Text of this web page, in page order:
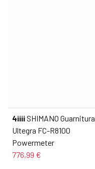
4iiiiSHIMANO Guarnitura
Ultegra FC-R8100
Powermeter
776,99 €